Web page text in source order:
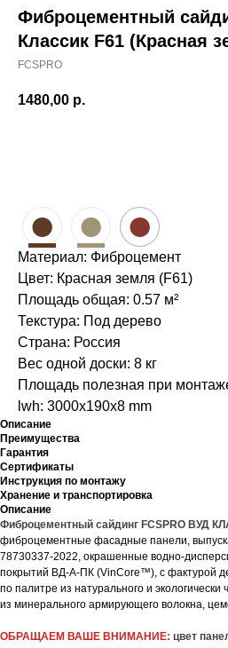
Фиброцементный
Классик F61 (Красная
FCSPRO
1480,00 р.
● ● ●
Материал: Фиброцемент
Цвет: Красная земля (F61)
Площадь общая: 0.57 м²
Текстура: Под дерево
Страна: Россия
Вес одной доски: 8 кг
Площадь полезная при
lwh: 3000x190x8 mm
Описание
Преимущества
Гарантия
Сертификаты
Инструкция по монтажу
Хранение и транспортировка
Описание
Фиброцементный сайдинг FCSPRO ВУД
фиброцементные фасадные панели,
78730337-2022, окрашенные водно-
покрытий ВД-А-ПК (VinCore™), с фактурой
по палитре из натурального и экологически
из минерального армирующего волокна,
ОБРАЩАЕМ ВАШЕ ВНИМАНИЕ: цвет